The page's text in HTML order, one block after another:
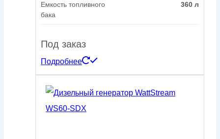
Емкость топливного
бака
360 л
Под заказ
Подробнее